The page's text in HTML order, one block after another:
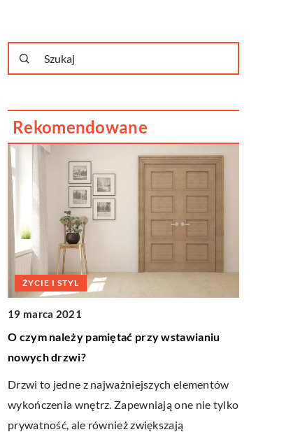
Rekomendowane
ŻYCIE I STYL
19 marca 2021
O czym należy pamiętać przy wstawianiu
nowych drzwi?
Drzwi to jedne z najważniejszych elementów
wykończenia wnętrz. Zapewniają one nie tylko
prywatność, ale również zwiększają